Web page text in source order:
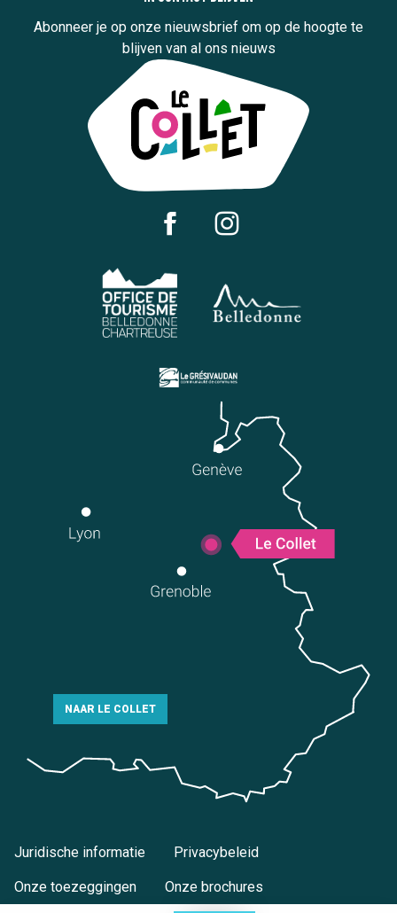
Abonneer je op onze nieuwsbrief om op de hoogte te
blijven van al ons nieuws
NAAR LE COLLET
Juridische informatie Privacybeleid
Onze toezeggingen Onze brochures